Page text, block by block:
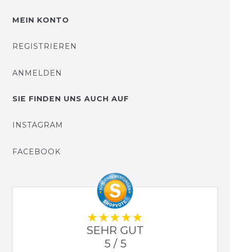
MEIN KONTO
REGISTRIEREN
ANMELDEN
SIE FINDEN UNS AUCH AUF
INSTAGRAM
FACEBOOK
SEHR GUT
5 / 5